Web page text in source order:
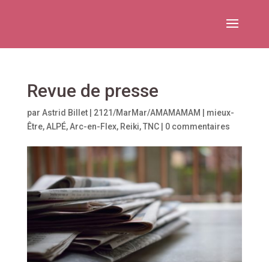
Revue de presse
par Astrid Billet| 2121/MarMar/AMAMAMAM
mieux-
Être,ALPÉ,Arc-en-Flex, Reiki,TNC| 0 commentaires